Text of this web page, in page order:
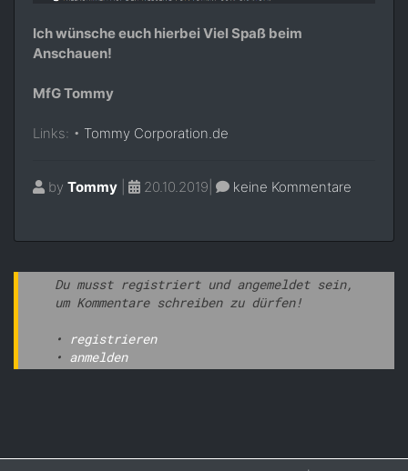
Ich wünsche euch hierbei Viel Spaß beim
Anschauen!
MfG Tommy
Links: • Tommy Corporation.de
by Tommy 20.10.2019| keine Kommentare
Du musst registriert und angemeldet sein,
um Kommentare schreiben zu dürfen!
• registrieren
• anmelden